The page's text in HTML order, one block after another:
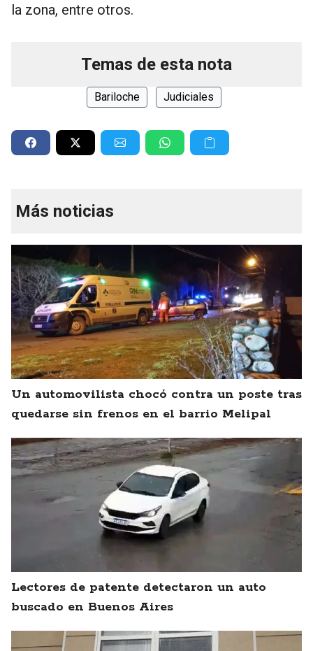
la zona, entre otros.
Temas de esta nota
Bariloche Judiciales
Más noticias
Un automovilista chocó contra un poste tras
quedarse sin frenos en el barrio Melipal
Lectores de patente detectaron un auto
buscado en Buenos Aires